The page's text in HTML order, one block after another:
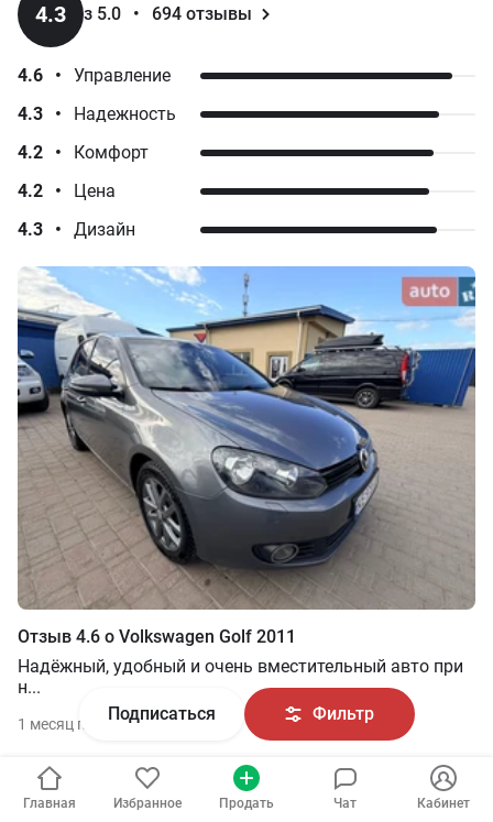
Подписаться Фильтр
4.3 з 5.0 • 694 отзывы
4.6 •
Управление
4.3
•
Надежность
4.2
•
Комфорт
4.2
•
Цена
4.3
• Дизайн
Отзыв 4.6 о Volkswagen Golf 2011
Надёжный, удобный и очень вместительный авто при
н...
1 месяц поэтому
Читать все отзывы
Главная Избранное Продать Чат Кабинет